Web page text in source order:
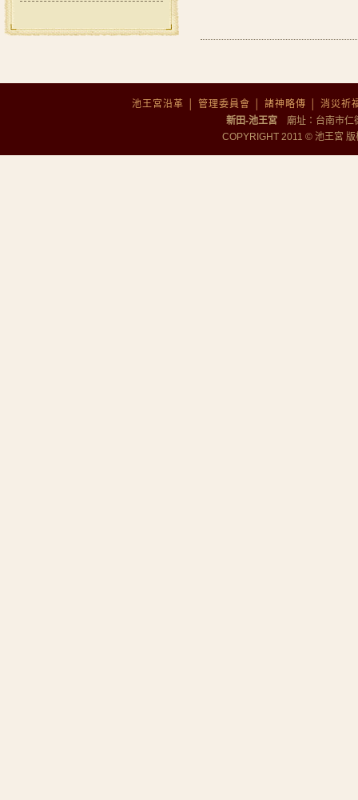
池王宮沿革 管理委員會 諸神略傳
消災祈
新田-池王宮 廟址：台南市仁
COPYRIGHT 2011 © 池王宮